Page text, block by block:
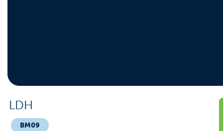
Tarieven
LDH
BM09